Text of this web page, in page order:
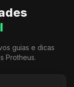
guias e dicas
Protheus.